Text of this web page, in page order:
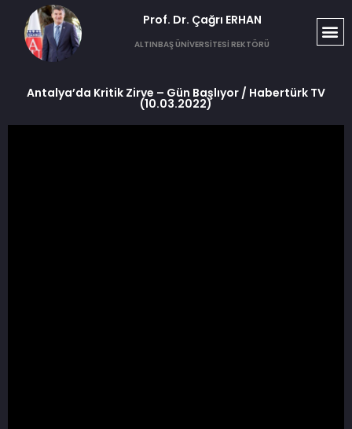
Prof. Dr. Çağrı ERHAN​
ALTINBAŞ ÜNİVERSİTESİ REKTÖRÜ
Antalya’da Kritik Zirve – Gün Başlıyor / Habertürk TV
(10.03.2022)